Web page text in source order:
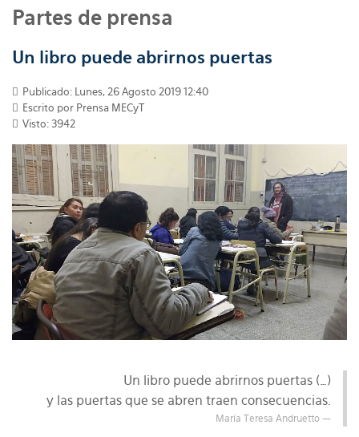
Partes de prensa
Un libro puede abrirnos puertas
Publicado: Lunes, 26 Agosto 2019 12:40
Escrito por Prensa MECyT
Visto: 3942
Un libro puede abrirnos puertas (…)
y las puertas que se abren traen consecuencias.
María Teresa Andruetto